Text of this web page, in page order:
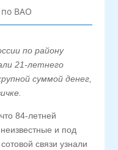
ВАО
по району
21-летнего
суммой денег,
84-летней
и под
связи узнали